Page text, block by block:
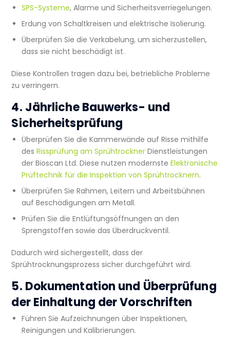
SPS-Systeme, Alarme und Sicherheitsverriegelungen.
Erdung von Schaltkreisen und elektrische Isolierung.
Überprüfen Sie die Verkabelung, um sicherzustellen,
dass sie nicht beschädigt ist.
Diese Kontrollen tragen dazu bei, betriebliche Probleme
zu verringern.
4. Jährliche Bauwerks- und
Sicherheitsprüfung
Überprüfen Sie die Kammerwände auf Risse mithilfe
desRissprüfung am Sprühtrockner Dienstleistungen
der Bioscan Ltd. Diese nutzen modernsteElektronische
Prüftechnik für die Inspektion von Sprühtrocknern.
Überprüfen Sie Rahmen, Leitern und Arbeitsbühnen
auf Beschädigungen am Metall.
Prüfen Sie die Entlüftungsöffnungen an den
Sprengstoffen sowie das Überdruckventil.
Dadurch wird sichergestellt, dass der
Sprühtrocknungsprozess sicher durchgeführt wird.
5. Dokumentation und Überprüfung
der Einhaltung der Vorschriften
Führen Sie Aufzeichnungen über Inspektionen,
Reinigungen und Kalibrierungen.